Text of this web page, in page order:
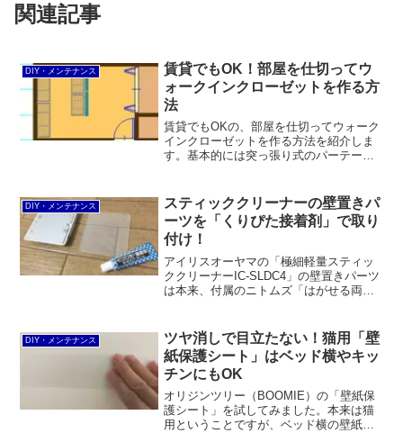
関連記事
DIY・メンテナンス
賃貸でもOK！部屋を仕切ってウ
ォークインクローゼットを作る方
法
賃貸でもOKの、部屋を仕切ってウォーク
インクローゼットを作る方法を紹介しま
す。基本的には突っ張り式のパーテーシ
ります。ただし、天井照明の位置に注意
が必要です。
DIY・メンテナンス
スティッククリーナーの壁置きパ
ーツを「くりぴた接着剤」で取り
付け！
アイリスオーヤマの「極細軽量スティッ
ククリーナーIC-SLDC4」の壁置きパーツ
は本来、付属のニトムズ「はがせる両面
ック壁紙用 専用接着剤」で取り付けるこ
とに。
DIY・メンテナンス
ツヤ消しで目立たない！猫用「壁
紙保護シート」はベッド横やキッ
チンにもOK
オリジンツリー（BOOMIE）の「壁紙保
護シート」を試してみました。本来は猫
用ということですが、ベッド横の壁紙に